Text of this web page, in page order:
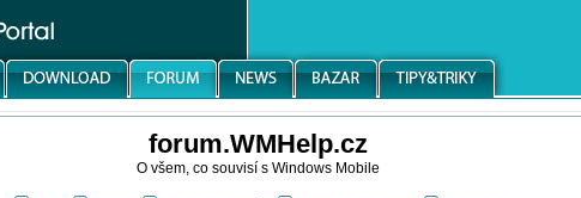
forum.WMHelp.cz
O všem, co souvisí s Windows Mobile